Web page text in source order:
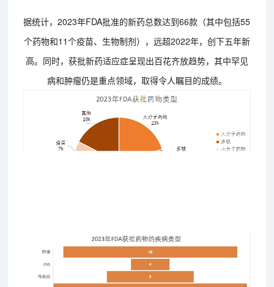
据统计，2023年FDA批准的新药总数达到66款（其中包括55
个药物和11个疫苗、生物制剂），远超2022年，创下五年新
高。同时，获批新药适应症呈现出百花齐放趋势，其中罕见
病和肿瘤仍是重点领域，取得令人瞩目的成绩。